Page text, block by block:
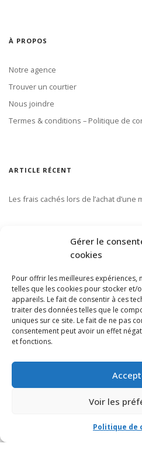
Gérer le
cookies
Pour offrir les meilleures expériences,
telles que les cookies pour stocker et/
appareils. Le fait de consentir à ces
traiter des données telles que le
uniques sur ce site. Le fait de ne pas
consentement peut avoir un effet
et fonctions.
Voir les
Politique de
À PROPOS
Notre agence
Trouver un courtier
Nous joindre
Termes & conditions – Politique de
ARTICLE RÉCENT
Les frais cachés lors de l’achat d’une